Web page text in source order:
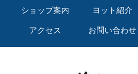
ショップ案内 ヨット紹介
アクセス お問い合わせ